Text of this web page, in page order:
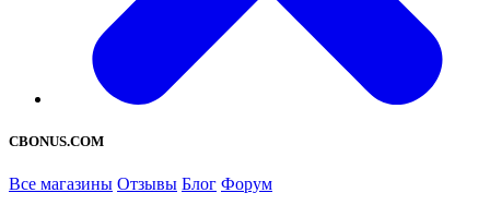
CBONUS.COM
Все магазины Отзывы Блог Форум